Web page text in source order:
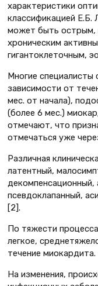
характеристики
классификацией E.Б.
может быть острым,
хроническим
гигантоклеточным,
Многие
зависимости от
мес. от начала),
(более 6 мес.)
отмечают, что
отмечаться уже
Различная
латентный,
декомпенсационный,
псевдоклапанный,
[2].
По тяжести
легкое,
течение миокардита.
На изменения,